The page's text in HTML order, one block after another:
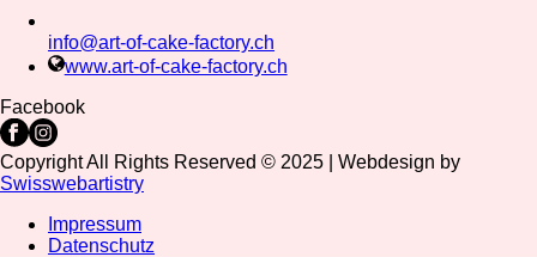
info@art-of-cake-factory.ch
www.art-of-cake-factory.ch
Facebook
Copyright All Rights Reserved © 2025 | Webdesign by
Swisswebartistry
Impressum
Datenschutz